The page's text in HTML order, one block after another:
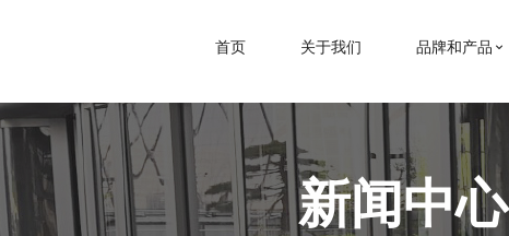
首页 关于我们 品牌和产品
新闻中心